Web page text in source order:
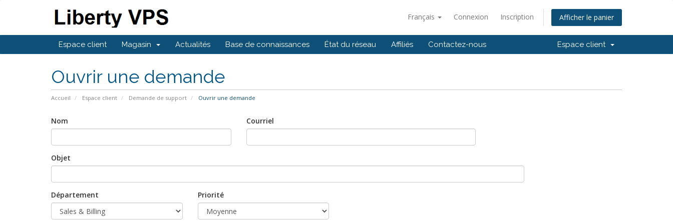
Français Connexion Inscription Afficher le panier
Espace client Magasin Actualités Base de connaissances État du réseau Affiliés Contactez-nous Espace client
Ouvrir une demande
Accueil Espace client Demande de support Ouvrir une demande
Nom Courriel
Objet
Département Priorité